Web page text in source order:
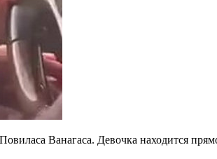
Ванагаса. Девочка находится